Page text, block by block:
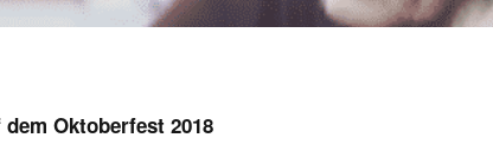
Oktoberfest 2018